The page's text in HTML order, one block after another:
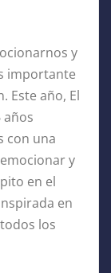
y
importante
Este año, El
años
con una
y
en el
en
los